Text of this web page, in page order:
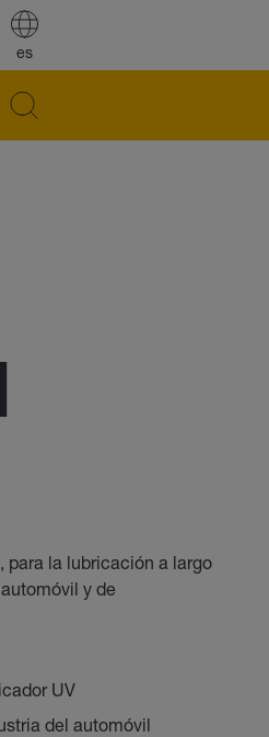
es
para la lubricación a largo
y de
UV
del automóvil